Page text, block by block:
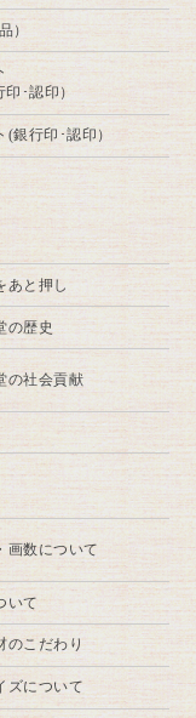
）
印･認印）
(銀行印･認印）
あと押し
の歴史
の社会貢献
画数について
いて
のこだわり
ズについて